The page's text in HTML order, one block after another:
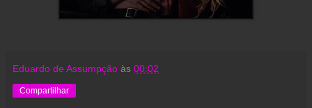
Eduardo de Assumpção às 00:02
Compartilhar